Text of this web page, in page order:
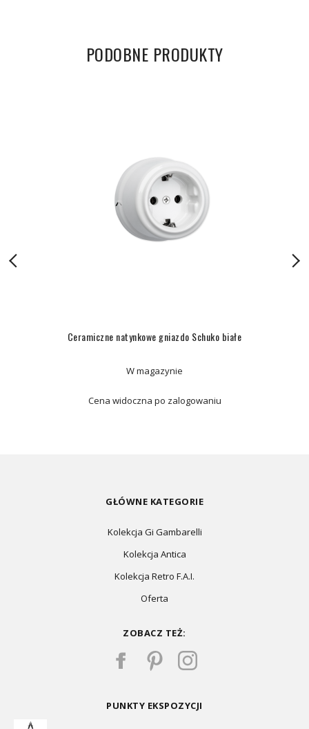
PODOBNE PRODUKTY
Ceramiczne natynkowe gniazdo Schuko białe
W magazynie
Cena widoczna po zalogowaniu
GŁÓWNE KATEGORIE
Kolekcja Gi Gambarelli
Kolekcja Antica
Kolekcja Retro F.A.I.
Oferta
ZOBACZ TEŻ:
PUNKTY EKSPOZYCJI